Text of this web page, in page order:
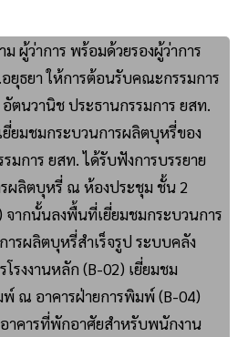
ผู้ว่าการ พร้อมด้วยรองผู้ว่าการ
ธยา ให้การต้อนรับคณะกรรมการ
ตนวานิช ประธานกรรมการ ยสท.
ยมชมกระบวนการผลิตบุหรี่ของ
มการ ยสท. ได้รับฟังการบรรยาย
ผลิตบุหรี่ ณ ห้องประชุม ชั้น 2
จากนั้นลงพื้นที่เยี่ยมชมกระบวนการ
รผลิตบุหรี่สำเร็จรูป ระบบคลัง
รงงานหลัก (B-02) เยี่ยมชม
ณ อาคารฝ่ายการพิมพ์ (B-04)
าคารที่พักอาศัยสำหรับพนักงาน